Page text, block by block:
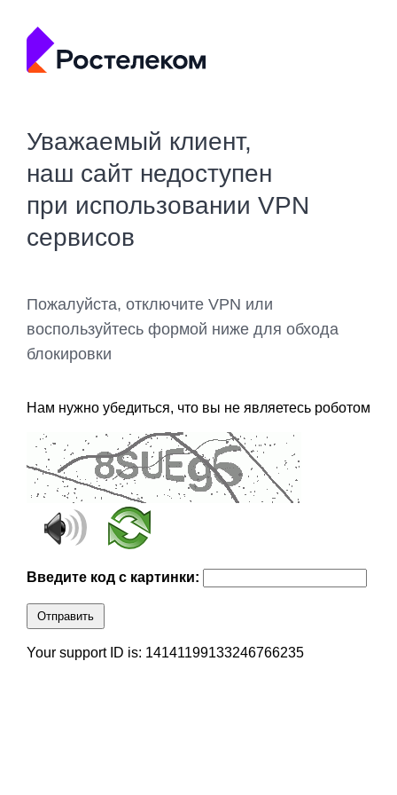
Уважаемый клиент,
наш сайт недоступен
при использовании VPN
сервисов
Пожалуйста, отключите VPN или
воспользуйтесь формой ниже для обхода
блокировки
Нам нужно убедиться, что вы не являетесь роботом
Введите код с картинки:
Отправить
Your support ID is: 14141199133246766235